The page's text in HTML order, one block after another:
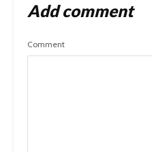
Add comment
Comment